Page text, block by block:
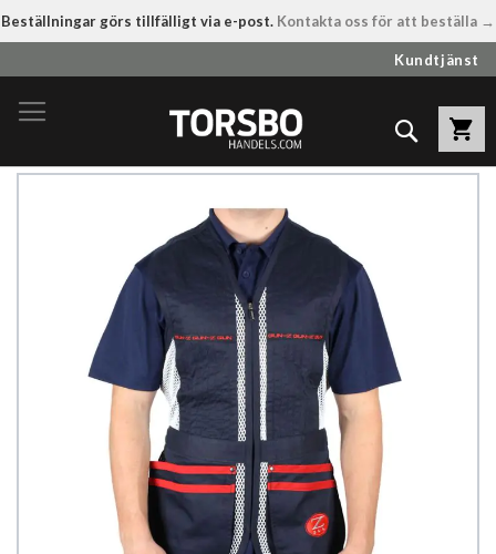
Beställningar görs tillfälligt via e-post. Kontakta oss för att beställa →
till
innehållet
Kundtjänst
Sök